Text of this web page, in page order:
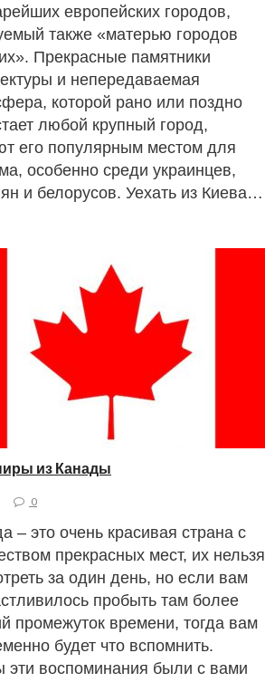
европейских городов,
также «матерью городов
Прекрасные памятники
и непередаваемая
которой рано или поздно
любой крупный город,
его популярным местом для
особенно среди украинцев,
и белорусов. Уехать из Киева…
из Канады
0
– это очень красивая страна с
прекрасных мест, их нельзя
за один день, но если вам
пробыть там более
промежуток времени, тогда вам
будет что вспомнить.
эти воспоминания были с вами